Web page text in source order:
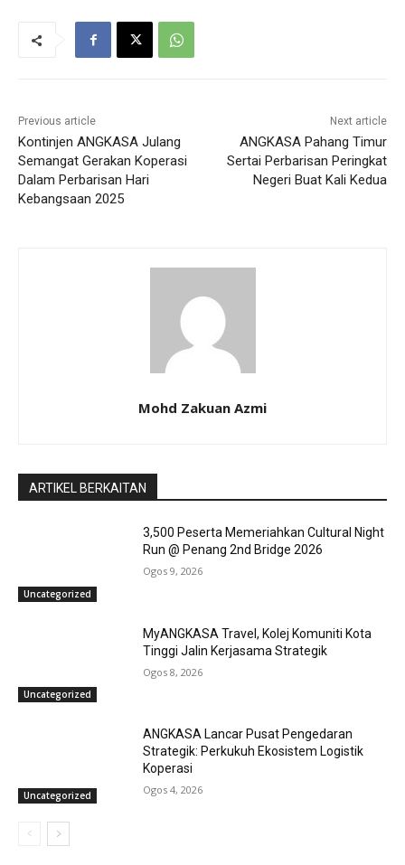
Previous article
Kontinjen ANGKASA Julang
Semangat Gerakan Koperasi
Dalam Perbarisan Hari
Kebangsaan 2025
Next article
ANGKASA Pahang Timur
Sertai Perbarisan Peringkat
Negeri Buat Kali Kedua
Mohd Zakuan Azmi
ARTIKEL BERKAITAN
Uncategorized
3,500 Peserta Memeriahkan Cultural Night
Run @ Penang 2nd Bridge 2026
Ogos 9, 2026
Uncategorized
MyANGKASA Travel, Kolej Komuniti Kota
Tinggi Jalin Kerjasama Strategik
Ogos 8, 2026
Uncategorized
ANGKASA Lancar Pusat Pengedaran
Strategik: Perkukuh Ekosistem Logistik
Koperasi
Ogos 4, 2026